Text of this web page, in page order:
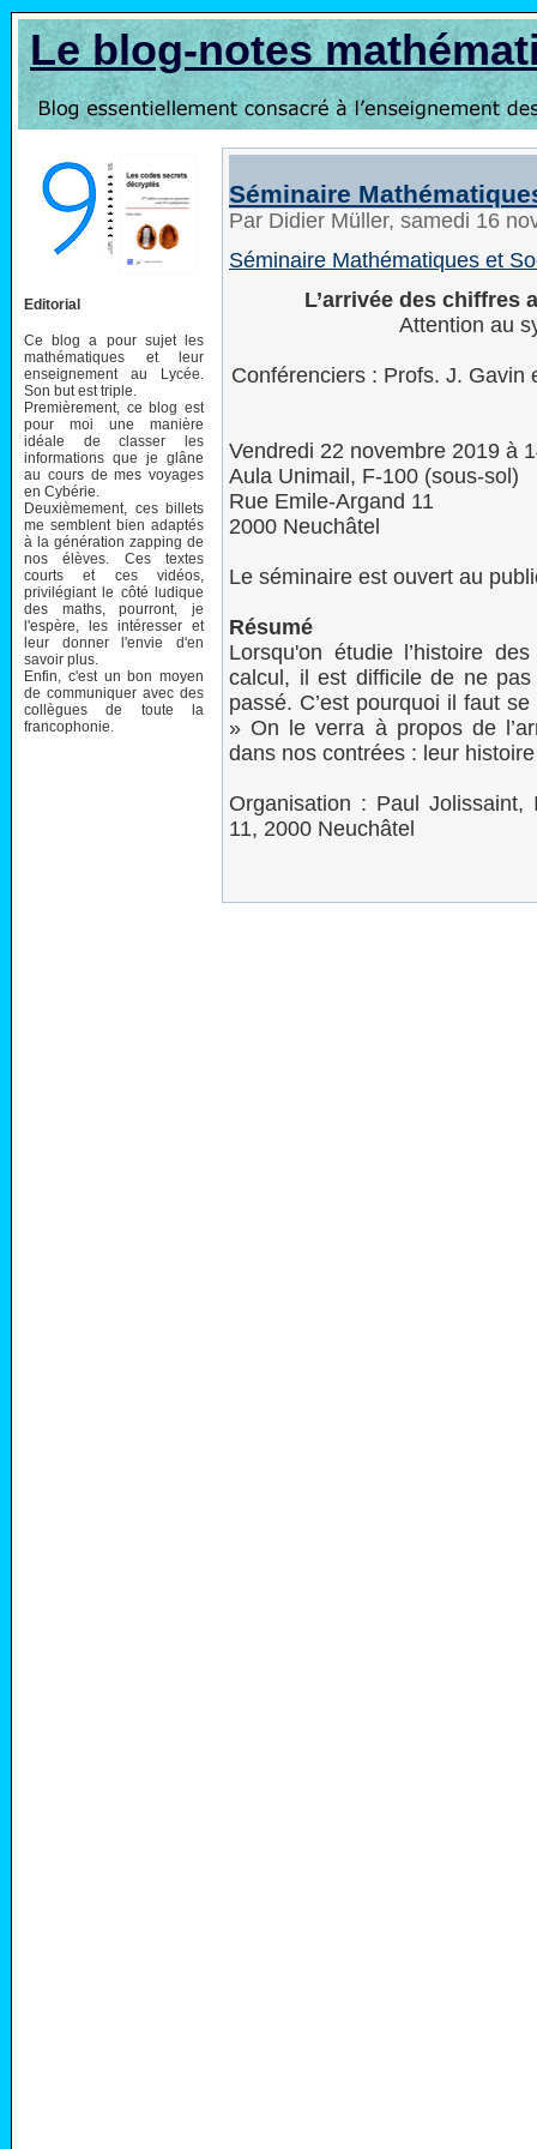
Le blog-notes
Editorial
Ce blog a pour sujet les
mathématiques et leur
enseignement au Lycée.
Son but est triple.
Premièrement, ce blog est
pour moi une manière
idéale de classer les
informations que je glâne
au cours de mes voyages
en Cybérie.
Deuxièmement, ces billets
me semblent bien adaptés
à la génération zapping de
nos élèves. Ces textes
courts et ces vidéos,
privilégiant le côté ludique
des maths, pourront, je
l'espère, les intéresser et
leur donner l'envie d'en
savoir plus.
Enfin, c'est un bon moyen
de communiquer avec des
collègues de toute la
francophonie.
Séminaire
Par Didier Müller, samedi 16
Séminaire Mathématiques et
L’arrivée des chiffres
Attention au
Conférenciers : Profs. J. Gavin
Vendredi 22 novembre 2019 à
Aula Unimail, F-100 (sous-sol)
Rue Emile-Argand 11
2000 Neuchâtel
Le séminaire est ouvert au
Résumé
Lorsqu'on étudie l’histoire
calcul, il est difficile de ne
passé. C’est pourquoi il faut
» On le verra à propos de
dans nos contrées : leur
Organisation : Paul Jolissaint,
11, 2000 Neuchâtel